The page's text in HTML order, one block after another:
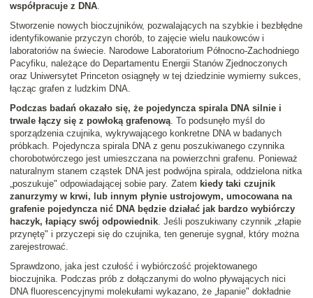
współpracuje z DNA.
Stworzenie nowych bioczujników, pozwalających na szybkie i bezbłędne
identyfikowanie przyczyn chorób, to zajęcie wielu naukowców i
laboratoriów na świecie. Narodowe Laboratorium Północno-Zachodniego
Pacyfiku, należące do Departamentu Energii Stanów Zjednoczonych
oraz Uniwersytet Princeton osiągnęły w tej dziedzinie wymierny sukces,
łącząc grafen z ludzkim DNA.
Podczas badań okazało się, że pojedyncza spirala DNA silnie i
trwale łączy się z powłoką grafenową. To podsunęło myśl do
sporządzenia czujnika, wykrywającego konkretne DNA w badanych
próbkach. Pojedyncza spirala DNA z genu poszukiwanego czynnika
chorobotwórczego jest umieszczana na powierzchni grafenu. Ponieważ
naturalnym stanem cząstek DNA jest podwójna spirala, oddzielona nitka
„poszukuje" odpowiadającej sobie pary. Zatem kiedy taki czujnik
zanurzymy w krwi, lub innym płynie ustrojowym, umocowana na
grafenie pojedyncza nić DNA będzie działać jak bardzo wybiórczy
haczyk, łapiący swój odpowiednik. Jeśli poszukiwany czynnik „złapie
przynętę" i przyczepi się do czujnika, ten generuje sygnał, który można
zarejestrować.
Sprawdzono, jaka jest czułość i wybiórczość projektowanego
bioczujnika. Podczas prób z dołączanymi do wolno pływających nici
DNA fluorescencyjnymi molekułami wykazano, że „łapanie" dokładnie